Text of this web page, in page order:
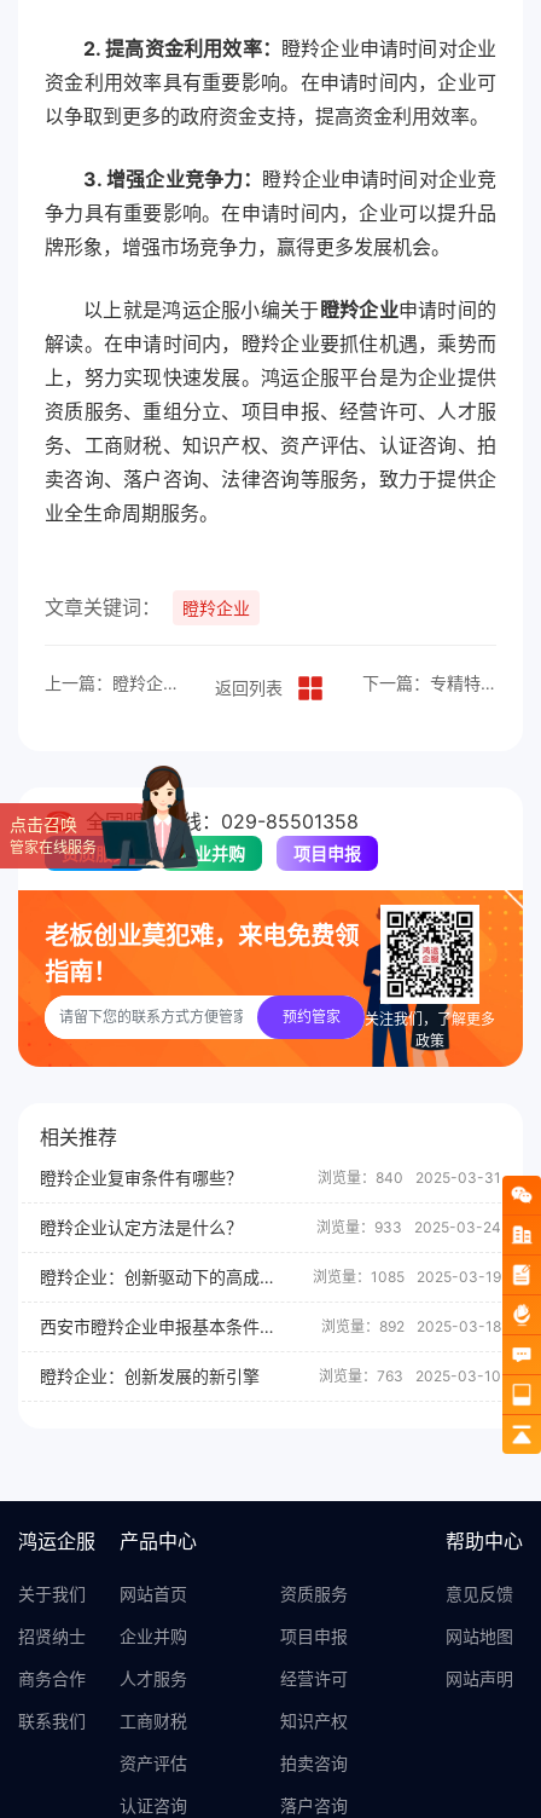
2. 提高资金利用效率： 瞪羚企业申请时间对企业
资金利用效率具有重要影响。在申请时间内，企业可
以争取到更多的政府资金支持，提高资金利用效率。
3. 增强企业竞争力： 瞪羚企业申请时间对企业竞
争力具有重要影响。在申请时间内，企业可以提升品
牌形象，增强市场竞争力，赢得更多发展机会。
以上就是鸿运企服小编关于瞪羚企业申请时间的
解读。在申请时间内，瞪羚企业要抓住机遇，乘势而
上，努力实现快速发展。鸿运企服平台是为企业提供
资质服务、重组分立、项目申报、经营许可、人才服
务、工商财税、知识产权、资产评估、认证咨询、拍
卖咨询、落户咨询、法律咨询等服务，致力于提供企
业全生命周期服务。
文章关键词： 瞪羚企业
上一篇：瞪羚企业评选要求和流程 返回列表 下一篇：专精特新企业的有效期有多久？
全国服务热线：029-85501358
资质服务 企业并购 项目申报
老板创业莫犯难，来电免费领
指南！
预约管家
关注我们，了解更多
政策
相关推荐
瞪羚企业复审条件有哪些？ 浏览量：840 2025-03-31
瞪羚企业认定方法是什么？ 浏览量：933 2025-03-24
瞪羚企业：创新驱动下的高成长型企业 浏览量：1085 2025-03-19
西安市瞪羚企业申报基本条件及申报流程解析 浏览量：892 2025-03-18
瞪羚企业：创新发展的新引擎 浏览量：763 2025-03-10
点击召唤
管家在线服务
鸿运企服
关于我们
招贤纳士
商务合作
联系我们
产品中心
网站首页 资质服务
企业并购 项目申报
人才服务 经营许可
工商财税 知识产权
资产评估 拍卖咨询
认证咨询 落户咨询
帮助中心
意见反馈
网站地图
网站声明